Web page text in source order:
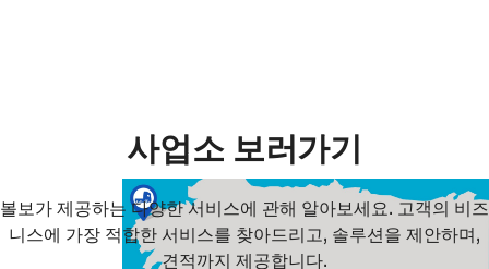
사업소 보러가기
볼보가 제공하는 다양한 서비스에 관해 알아보세요. 고객의 비즈
니스에 가장 적합한 서비스를 찾아드리고, 솔루션을 제안하며,
견적까지 제공합니다.